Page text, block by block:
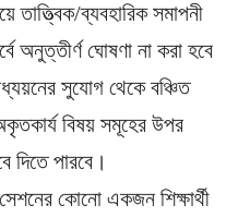
তাত্ত্বিক/ব্যবহারিক সমাপনী
অনুত্তীর্ণ ঘোষণা না করা হবে
সুযোগ থেকে বঞ্চিত
বিষয় সমূহের উপর
দিতে পারবে।
কোনো একজন শিক্ষার্থী